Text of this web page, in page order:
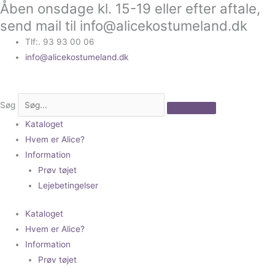
Gå
til
indholdet
Åben onsdage kl. 15-19 eller efter aftale,
send mail til info@alicekostumeland.dk
Tlf:. 93 93 00 06
info@alicekostumeland.dk
Søg
Kataloget
Hvem er Alice?
Information
Prøv tøjet
Lejebetingelser
Kataloget
Hvem er Alice?
Information
Prøv tøjet